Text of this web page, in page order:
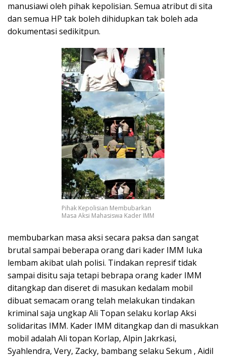
manusiawi oleh pihak kepolisian. Semua atribut di sita
dan semua HP tak boleh dihidupkan tak boleh ada
dokumentasi sedikitpun.
Pihak Kepolisian Membubarkan
Masa Aksi Mahasiswa Kader IMM
membubarkan masa aksi secara paksa dan sangat
brutal sampai beberapa orang dari kader IMM luka
lembam akibat ulah polisi. Tindakan represif tidak
sampai disitu saja tetapi bebrapa orang kader IMM
ditangkap dan diseret di masukan kedalam mobil
dibuat semacam orang telah melakukan tindakan
kriminal saja ungkap Ali Topan selaku korlap Aksi
solidaritas IMM. Kader IMM ditangkap dan di masukkan
mobil adalah Ali topan Korlap, Alpin Jakrkasi,
Syahlendra, Very, Zacky, bambang selaku Sekum , Aidil